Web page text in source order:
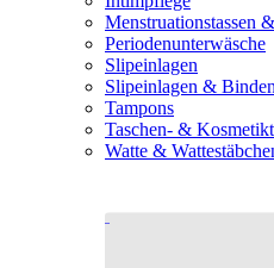
Menstruationstassen
Periodenunterwäsche
Slipeinlagen
Slipeinlagen & Binden
Tampons
Taschen- &
Watte &